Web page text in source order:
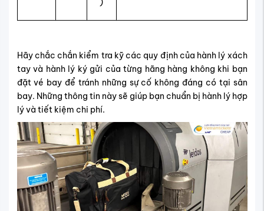
Hãy chắc chắn kiểm tra kỹ các quy định của hành lý xách
tay và hành lý ký gửi của từng hãng hàng không khi bạn
đặt vé bay để tránh những sự cố không đáng có tại sân
bay. Những thông tin này sẽ giúp bạn chuẩn bị hành lý hợp
lý và tiết kiệm chi phí.